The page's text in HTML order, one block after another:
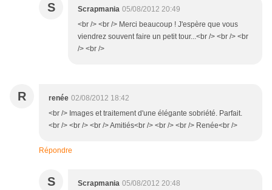
S Scrapmania 05/08/2012 20:49
<br /> <br /> Merci beaucoup ! J'espère que vous
viendrez souvent faire un petit tour...<br /> <br /> <br
/> <br />
R renée 02/08/2012 18:42
<br /> Images et traitement d'une élégante sobriété. Parfait.
<br /> <br /> <br /> Amitiés<br /> <br /> <br /> Renée<br />
Répondre
S Scrapmania 05/08/2012 20:48